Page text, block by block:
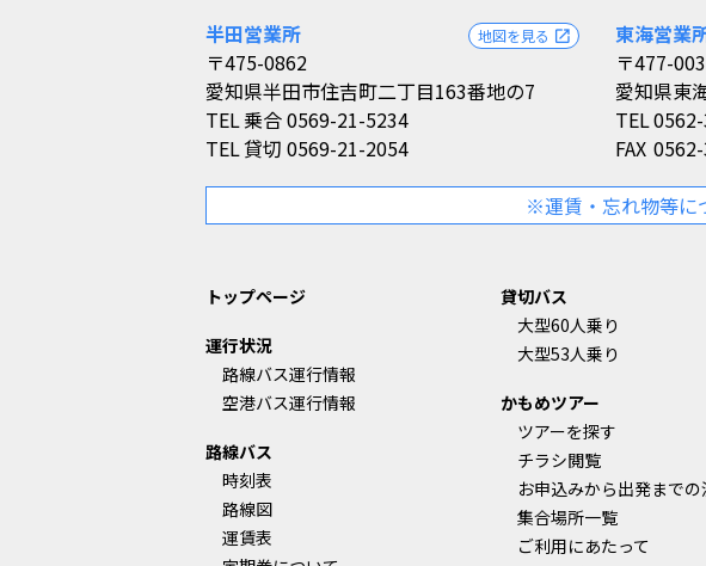
半田営業所
〒475-0862
愛知県半田市住吉町二丁目163番地の7
地図を見る open_in_new
TEL乗合 0569-21-5234
TEL貸切 0569-21-2054
東海営業
〒477-
愛知県東
TEL
FAX
※運賃・忘れ物等に
トップページ
運行状況
路線バス運行情報
空港バス運行情報
路線バス
時刻表
路線図
運賃表
貸切バス
大型60人乗り
大型53人乗り
かもめツアー
ツアーを探す
チラシ閲覧
お申込みから出発まで
集合場所一覧
ご利用にあたって